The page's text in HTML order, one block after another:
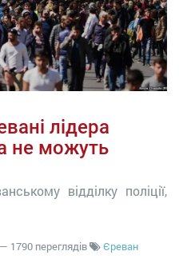
лідера
не можуть
відділку поліції,
— 1790 переглядів
Єреван